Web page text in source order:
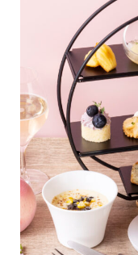
旬の桃を使用した桃